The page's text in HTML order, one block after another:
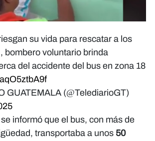
su vida para rescatar a los
bombero voluntario brinda
del accidente del bus en zona 18
GUATEMALA (@TelediarioGT)
informó que el bus, con más de
transportaba a unos 50